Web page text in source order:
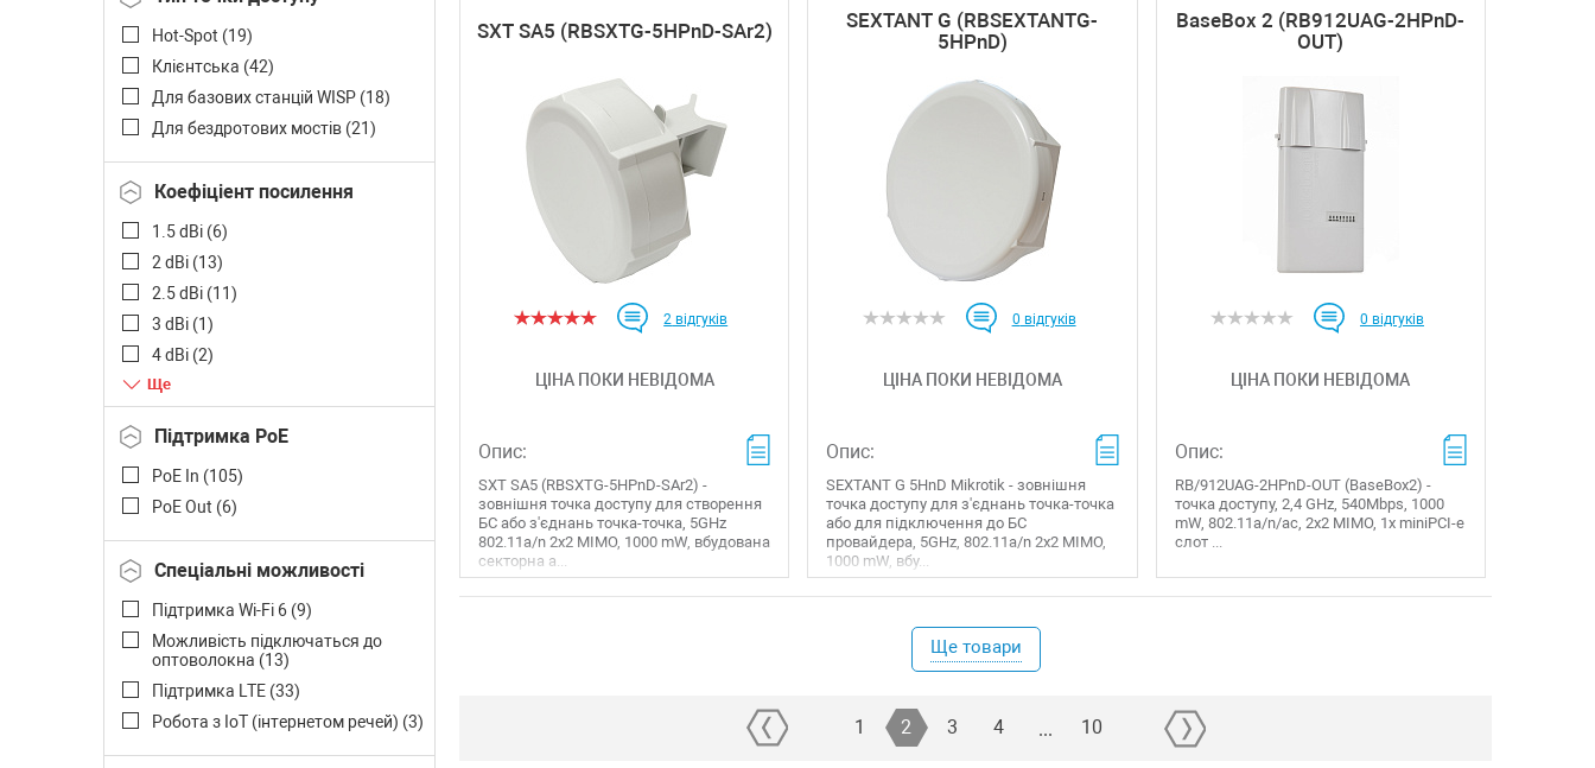
Hot-Spot (19)
Клієнтська (42)
Для базових станцій WISP (18)
Для бездротових мостів (21)
Коефіціент посилення
1.5 dBi (6)
2 dBi (13)
2.5 dBi (11)
3 dBi (1)
4 dBi (2)
5 dBi (
7 dBi (6)
8 dBi ( 2)
9 dBi (6)
10 dBi (3)
11 dBi (3)
12 dBi (
14 dBi (
)
15 dBi (3)
16 dBi (8)
17 dBi ( 7)
18 dBi (2)
Підтримка PoE
PoE In (105)
PoE Out (6)
Спеціальні можливості
Підтримка Wi-Fi 6 (9)
Можливість підключаться до
оптоволокна (13)
Підтримка LTE (33)
Робота з IoT (інтернетом речей) (3)
SXT SA5 (RBSXTG-5HPnD-SAr2)
2 відгуків
ЦІНА ПОКИ НЕВІДОМА
Опис:
SXT SA5 (RBSXTG-5HPnD-SAr2) -
зовнішня точка доступу для створення
БС або з'єднань точка-точка, 5GHz
802.11a/n 2x2 MIMO, 1000 mW, вбудована
секторна а...
SEXTANT G (RBSEXTANTG-
5HPnD)
0 відгуків
ЦІНА ПОКИ НЕВІДОМА
Опис:
SEXTANT G 5HnD Mikrotik - зовнішня
точка доступу для з'єднань точка-точка
або для підключення до БС
провайдера, 5GHz, 802.11a/n 2x2 MIMO,
1000 mW, вбу...
BaseBox 2 (RB912UAG-2HPnD-
OUT)
0 відгуків
ЦІНА ПОКИ НЕВІДОМА
Опис:
RB/912UAG-2HPnD-OUT (BaseBox2) -
точка доступу, 2,4 GHz, 540Mbps, 1000
mW, 802.11a/n/ac, 2x2 MIMO, 1x miniPCI-e
слот ...
Ще товари
1 2 3 4 ... 10